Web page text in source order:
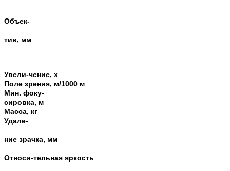
Объек-
тив, мм
Увели-чение, х
Поле зрения, м/1000 м
Мин. фоку-
сировка, м
Масса, кг
Удале-
ние зрачка, мм
Относи-тельная яркость